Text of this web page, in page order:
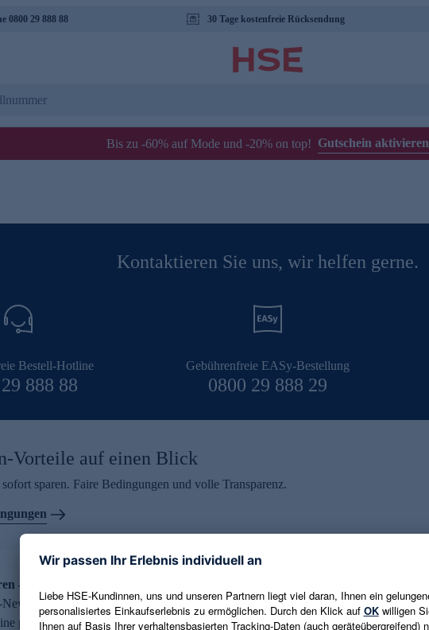
0800 29 888 88 30 Tage kostenfreie Rücksendung
Bis zu -60% auf Mode und -20% on top! Gutschein aktivieren
Kontaktieren Sie uns, wir helfen gerne.
Bestell-Hotline
888 88
Gebührenfreie EASy-Bestellung
0800 29 888 29
Vorteile auf einen Blick
sparen. Faire Bedingungen und volle Transparenz.
– 10 € Gutschein erhalten
abonnieren und aktuelle Trends,
per E-Mail erhalten. Als Dankeschön
E-Mail-Adresse eingeben